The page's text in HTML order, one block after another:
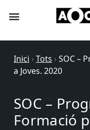
Inici › Tots › SOC –
a Joves. 2020
SOC –
Formació